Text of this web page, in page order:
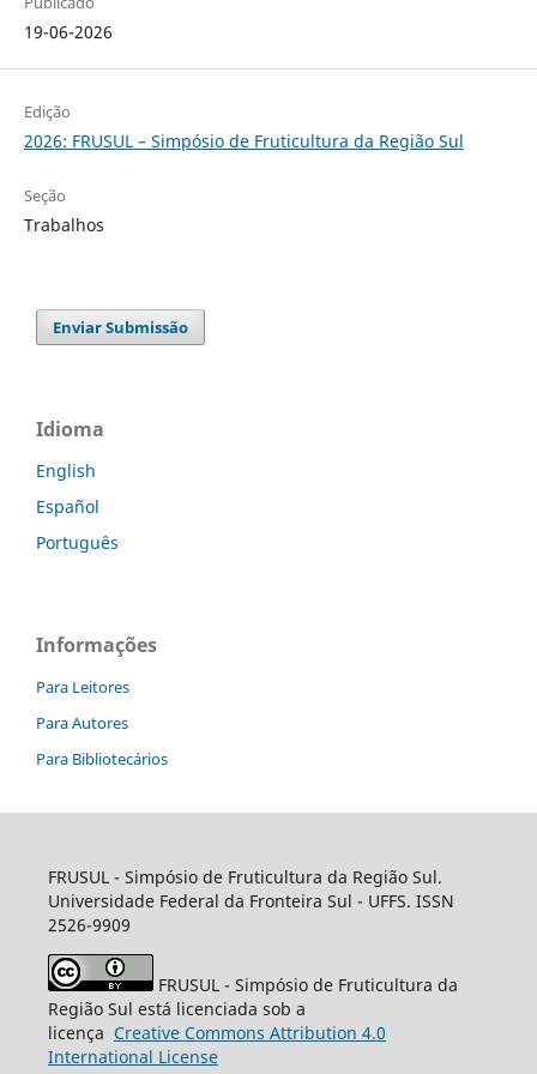
19-06-2026
Edição
2026: FRUSUL – Simpósio de Fruticultura da Região Sul
Seção
Trabalhos
Enviar Submissão
Idioma
English
Español
Português
Informações
Para Leitores
Para Autores
Para Bibliotecários
FRUSUL - Simpósio de Fruticultura da Região Sul.
Universidade Federal da Fronteira Sul - UFFS. ISSN
2526-9909
FRUSUL - Simpósio de Fruticultura da
Região Sul está licenciada sob a
licença Creative Commons Attribution 4.0
International License